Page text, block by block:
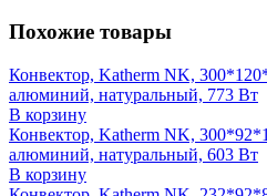
Похожие товары
Конвектор, Katherm NK,
алюминий, натуральный, 773 Вт
В корзину
Конвектор, Katherm NK,
алюминий, натуральный, 603 Вт
В корзину